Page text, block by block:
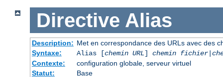
Directive Alias
Description: Met en correspondance des URLs avec des
Syntaxe:
Alias [chemin URL] chemin fichier|
Contexte:
configuration globale, serveur virtuel
Statut:
Base